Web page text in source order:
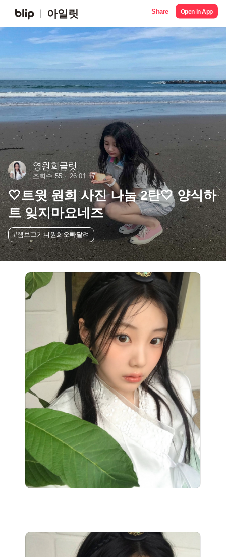
아일릿 Share Open in App
영원희글릿
조회수 55 26.01.17
🤍트윗 원희 사진 나눔 2탄🤍 양식하
트 잊지마요네즈
#햄보그기니원희오빠달려